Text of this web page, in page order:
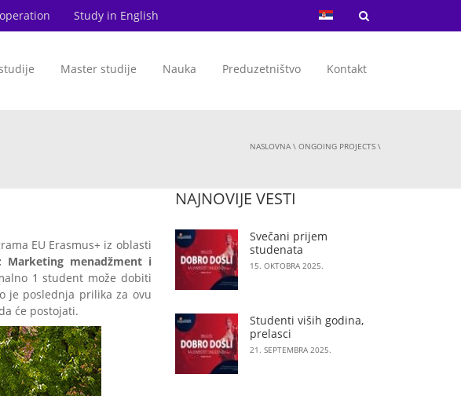
Study in English
Master studije Nauka Preduzetništvo Kontakt
NASLOVNA \ ONGOING PROJECTS \
EU Erasmus+ iz oblasti
Marketing menadžment i
1 student može dobiti
je poslednja prilika za ovu
će postojati.
NAJNOVIJE VESTI
Svečani prijem
studenata
15. OKTOBRA 2025.
Studenti viših godina,
prelasci
21. SEPTEMBRA 2025.